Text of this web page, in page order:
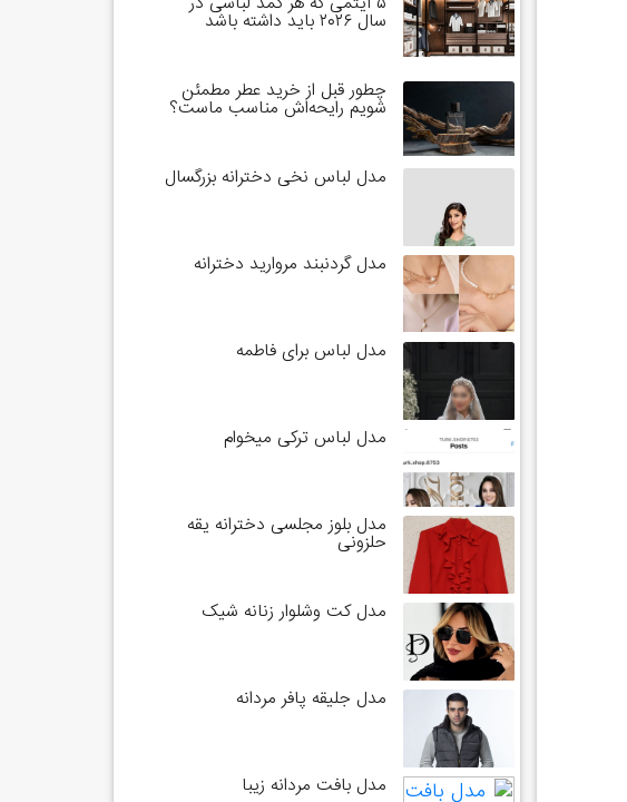
سال ۲۰۲۶ باید داشته باشد
چطور قبل از خرید عطر مطمئن
شویم رایحه‌اش مناسب ماست؟
مدل لباس نخی دخترانه بزرگسال
مدل گردنبند مروارید دخترانه
مدل لباس برای فاطمه
مدل لباس ترکی میخوام
مدل بلوز مجلسی دخترانه یقه
حلزونی
مدل کت وشلوار زنانه شیک
مدل جلیقه پافر مردانه
مدل بافت مردانه زیبا